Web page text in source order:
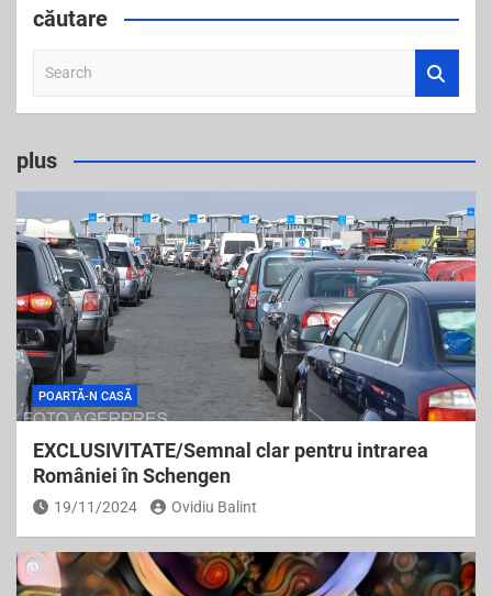
căutare
a
c
plus
POARTĂ-N CASĂ
EXCLUSIVITATE/Semnal clar pentru intrarea
României în Schengen
19/11/2024 Ovidiu Balint